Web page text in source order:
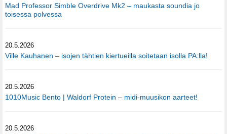
Mad Professor Simble Overdrive Mk2 – maukasta soundia jo
toisessa polvessa
20.5.2026
Ville Kauhanen – isojen tähtien kiertueilla soitetaan isolla PA:lla!
20.5.2026
1010Music Bento | Waldorf Protein – midi-muusikon aarteet!
20.5.2026